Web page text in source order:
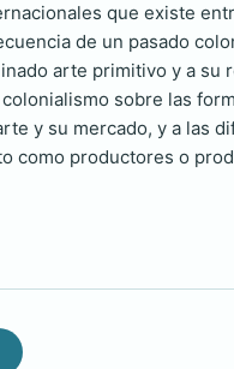
que existe
de un pasado
arte primitivo y a su
sobre las
y su mercado, y a las
como productores o